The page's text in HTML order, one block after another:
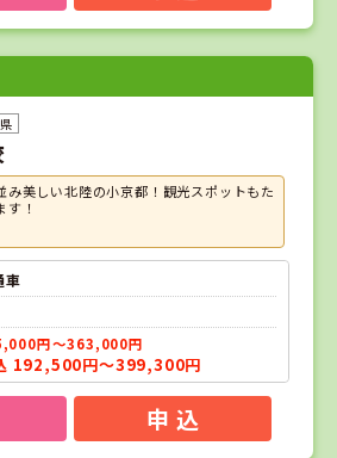
み美しい北陸の小京都！観光スポットもた
す！
車
円～363,000円
192,500円～399,300円
申 込